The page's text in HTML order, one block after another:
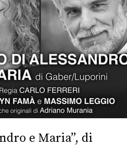
e Maria”, di